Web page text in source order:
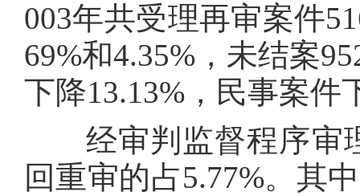
003年共受理再审案件
69%和4.35%，未结案
下降13.13%，民事案件
经审判监督程序审理
回重审的占5.77%。其